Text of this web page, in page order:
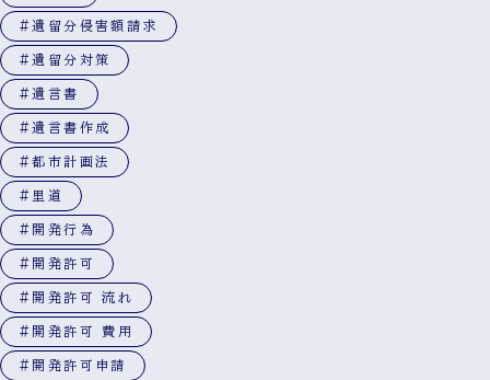
#遺留分侵害額請求
#遺留分対策
#遺言書
#遺言書作成
#都市計画法
#里道
#開発行為
#開発許可
#開発許可 流れ
#開発許可 費用
#開発許可申請